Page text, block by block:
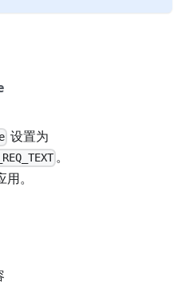
设置为
。
。